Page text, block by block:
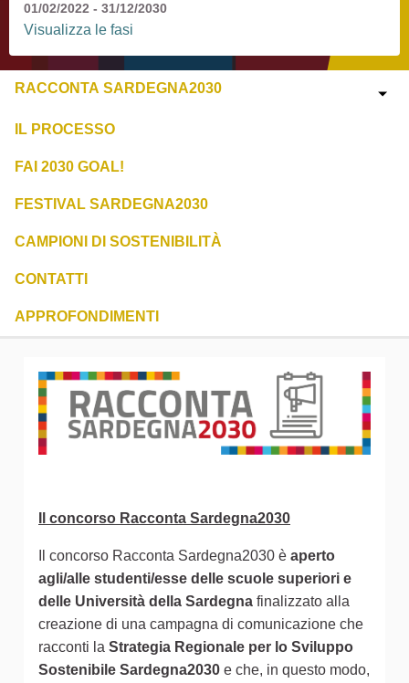
01/02/2022 - 31/12/2030
Visualizza le fasi
RACCONTA SARDEGNA2030
IL PROCESSO
FAI 2030 GOAL!
FESTIVAL SARDEGNA2030
CAMPIONI DI SOSTENIBILITÀ
CONTATTI
APPROFONDIMENTI
Il concorso Racconta Sardegna2030
Il concorso Racconta Sardegna2030 è aperto
agli/alle studenti/esse delle scuole superiori e
delle Università della Sardegna finalizzato alla
creazione di una campagna di comunicazione che
racconti la Strategia Regionale per lo Sviluppo
Sostenibile Sardegna2030 e che, in questo modo,